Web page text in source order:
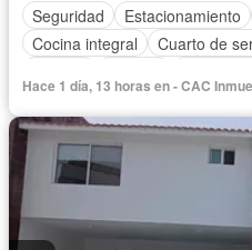
Seguridad
Estacionamiento
Cocina integral
Cuarto de
Agua
Televisión por cable
Vista panorámica
Caseta de
Permite mascotas
Permite
Sin amueblar
Hace 1 día, 13 horas en - CAC